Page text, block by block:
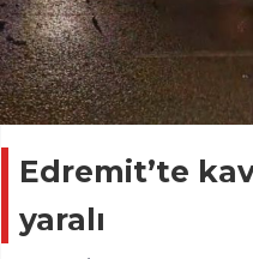
Edremit’te
yaralı